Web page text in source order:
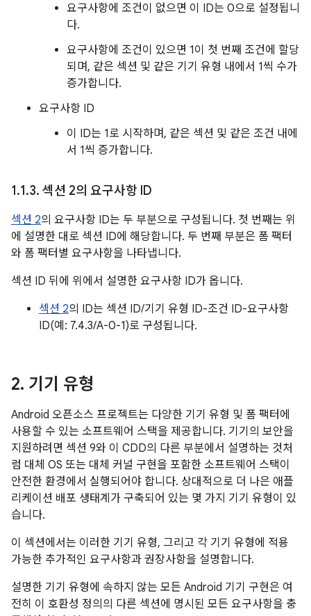
요구사항에 조건이 없으면 이 ID는 0으로 설정됩니
다.
요구사항에 조건이 있으면 1이 첫 번째 조건에 할당
되며, 같은 섹션 및 같은 기기 유형 내에서 1씩 수가
증가합니다.
요구사항 ID
이 ID는 1로 시작하며, 같은 섹션 및 같은 조건 내에
서 1씩 증가합니다.
1.1.3. 섹션 2의 요구사항 ID
섹션 2의 요구사항 ID는 두 부분으로 구성됩니다. 첫 번째는 위
에 설명한 대로 섹션 ID에 해당합니다. 두 번째 부분은 폼 팩터
와 폼 팩터별 요구사항을 나타냅니다.
섹션 ID 뒤에 위에서 설명한 요구사항 ID가 옵니다.
섹션 2의 ID는 섹션 ID/기기 유형 ID-조건 ID-요구사항
ID(예: 7.4.3/A-0-1)로 구성됩니다.
2. 기기 유형
Android 오픈소스 프로젝트는 다양한 기기 유형 및 폼 팩터에
사용할 수 있는 소프트웨어 스택을 제공합니다. 기기의 보안을
지원하려면 섹션 9와 이 CDD의 다른 부분에서 설명하는 것처
럼 대체 OS 또는 대체 커널 구현을 포함한 소프트웨어 스택이
안전한 환경에서 실행되어야 합니다. 상대적으로 더 나은 애플
리케이션 배포 생태계가 구축되어 있는 몇 가지 기기 유형이 있
습니다.
이 섹션에서는 이러한 기기 유형, 그리고 각 기기 유형에 적용
가능한 추가적인 요구사항과 권장사항을 설명합니다.
설명한 기기 유형에 속하지 않는 모든 Android 기기 구현은 여
전히 이 호환성 정의의 다른 섹션에 명시된 모든 요구사항을 충